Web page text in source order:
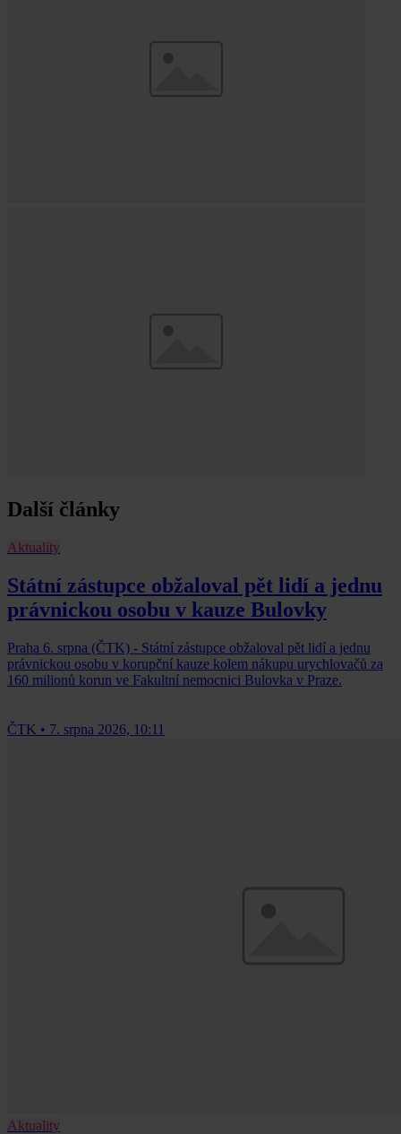
Další články
Aktuality
Státní zástupce obžaloval pět lidí a jednu
právnickou osobu v kauze Bulovky
Praha 6. srpna (ČTK) - Státní zástupce obžaloval pět lidí a jednu
právnickou osobu v korupční kauze kolem nákupu urychlovačů za
160 milionů korun ve Fakultní nemocnici Bulovka v Praze.
ČTK • 7. srpna 2026, 10:11
Aktuality